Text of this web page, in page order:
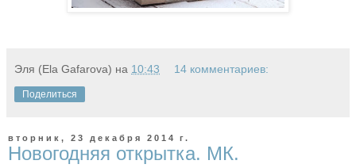
Эля (Ela Gafarova) на 10:43 14 комментариев:
Поделиться
вторник, 23 декабря 2014 г.
Новогодняя открытка. МК.